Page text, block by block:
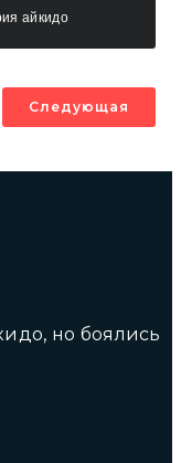
айкидо
Следующая
но боялись